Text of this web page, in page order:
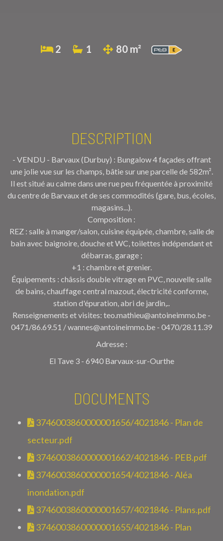
2 1 80 m²
DESCRIPTION
- VENDU - Barvaux (Durbuy) : Bungalow 4 façades offrant
une jolie vue sur les champs, bâtie sur une parcelle de 582m².
Il est situé au calme dans une rue peu fréquentée à proximité
du centre de Barvaux et de ses commodités (gare, bus, écoles,
magasins...).
Composition :
REZ : salle à manger/salon, cuisine équipée, chambre, salle de
bain avec baignoire, douche et WC, toilettes indépendant et
débarras, garage ;
+1 : chambre et grenier.
Équipements : châssis double vitrage en PVC, nouvelle salle
de bains, chauffage central mazout, électricité conforme,
station d'épuration, abri de jardin,..
Renseignements et visites: teo.mathieu@antoineimmo.be -
0471/86.69.51 / wannes@antoineimmo.be - 0470/28.11.39
Adresse :
El Tave 3 - 6940 Barvaux-sur-Ourthe
DOCUMENTS
3746003860000001656/4021846 - Plan de
secteur.pdf
3746003860000001662/4021846 - PEB.pdf
3746003860000001654/4021846 - Aléa
inondation.pdf
3746003860000001657/4021846 - Plans.pdf
3746003860000001655/4021846 - Plan